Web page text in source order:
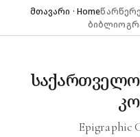
მთავარი · Home
Epigraphic